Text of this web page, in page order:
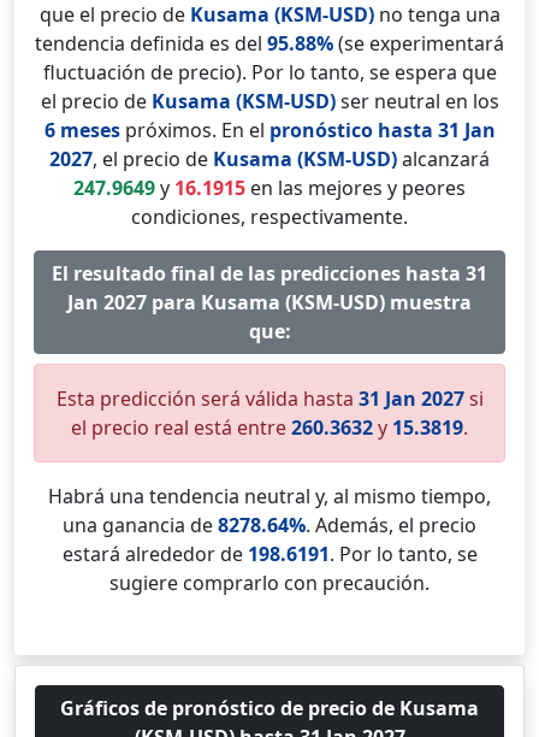
que el precio de Kusama (KSM-USD)no tenga una
tendencia definida es del 95.88%(se experimentará
fluctuación de precio). Por lo tanto, se espera que
el precio de Kusama (KSM-USD)ser neutral en los
6 mesespróximos. En el pronóstico hasta 31 Jan
2027, el precio de Kusama (KSM-USD)alcanzará
247.9649y 16.1915 en las mejores y peores
condiciones, respectivamente.
El resultado final de las predicciones hasta 31
Jan 2027 para Kusama (KSM-USD) muestra
que:
Esta predicción será válida hasta 31 Jan 2027si
el precio real está entre260.3632y 15.3819.
Habrá una tendencia neutral y, al mismo tiempo,
una ganancia de8278.64%. Además, el precio
estará alrededor de 198.6191. Por lo tanto, se
sugiere comprarlo con precaución.
Gráficos de pronóstico de precio de Kusama